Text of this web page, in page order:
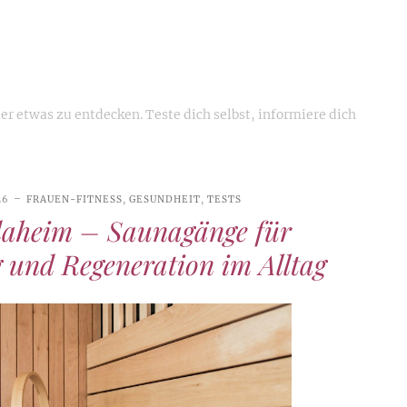
etwas zu entdecken. Teste dich selbst, informiere dich
FRAUEN-FITNESS,GESUNDHEIT,TESTS
– Saunagänge für
Regeneration im Alltag